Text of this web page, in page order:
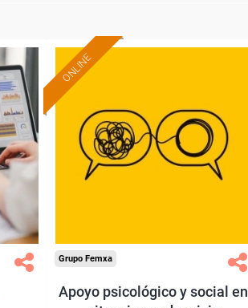
ONLINE
subvencionada.
Para desempleados,
trabajadores y autónomos.
Grupo Femxa
Apoyo psicológico y social en